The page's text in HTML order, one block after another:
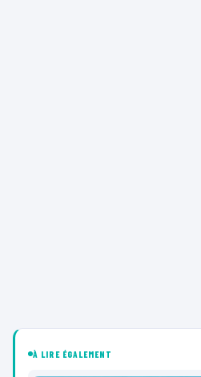
À LIRE ÉGALEMENT